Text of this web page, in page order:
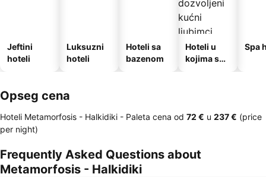
Jeftini
hoteli
Luksuzni
hoteli
Hoteli sa
bazenom
Hoteli u
kojima su
Spa
Opseg cena
Hoteli Metamorfosis - Halkidiki - Paleta cena od ‎72 € u ‎237 € (price
per night)
Frequently Asked Questions about
Metamorfosis - Halkidiki